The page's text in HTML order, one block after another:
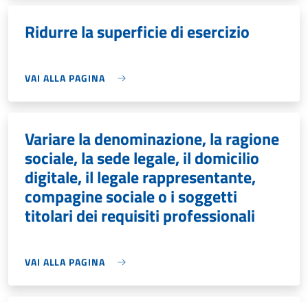
Ridurre la superficie di esercizio
VAI ALLA PAGINA
Variare la denominazione, la ragione
sociale, la sede legale, il domicilio
digitale, il legale rappresentante,
compagine sociale o i soggetti
titolari dei requisiti professionali
VAI ALLA PAGINA